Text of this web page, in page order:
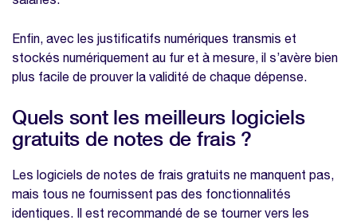
Enfin, avec les justificatifs numériques transmis et
stockés numériquement au fur et à mesure, il s’avère bien
plus facile de prouver la validité de chaque dépense.
Quels sont les meilleurs logiciels
gratuits de notes de frais ?
Les logiciels de notes de frais gratuits ne manquent pas,
mais tous ne fournissent pas des fonctionnalités
identiques. Il est recommandé de se tourner vers les